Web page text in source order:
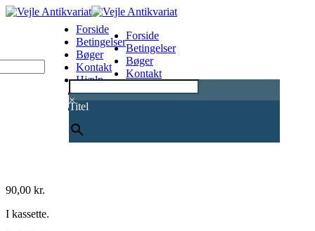
×
Titel
Forside
Betingelser
Bøger
Kontakt
Hjælp
0
Forside
Betingelser
Bøger
Kontakt
90,00 kr.
I kassette.